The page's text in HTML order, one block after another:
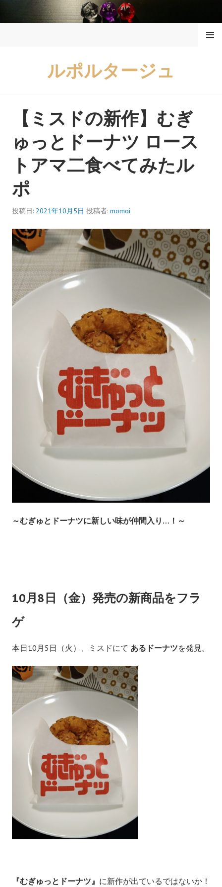
ルポルタージュ
ー
【ミスドの新作】むぎ
ゅっとドーナツ ロース
トアマ二食べてみたル
ポ
投稿日: 2021年10月5日 投稿者: momoi
～むぎゅとドーナツに新しい味が仲間入り…！～
10月8日（金）発売の新商品をフラ
ゲ
本日10月5日（火）、ミスドにて あるドーナツを発見。
『むぎゅっとドーナツ』 に新作が出ているではないか！